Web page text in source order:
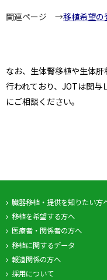
関連ページ →移植希望の
なお、生体腎移植や生体
行われており、JOTは関与
にご相談ください。
臓器移植・提供を知りたい方
移植を希望する方へ
医療者・関係者の方へ
移植に関するデータ
報道関係の方へ
採用について